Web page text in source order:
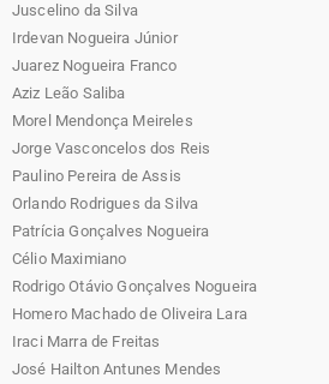
Juscelino da Silva
Irdevan Nogueira Júnior
Juarez Nogueira Franco
Aziz Leão Saliba
Morel Mendonça Meireles
Jorge Vasconcelos dos Reis
Paulino Pereira de Assis
Orlando Rodrigues da Silva
Patrícia Gonçalves Nogueira
Célio Maximiano
Rodrigo Otávio Gonçalves Nogueira
Homero Machado de Oliveira Lara
Iraci Marra de Freitas
José Hailton Antunes Mendes